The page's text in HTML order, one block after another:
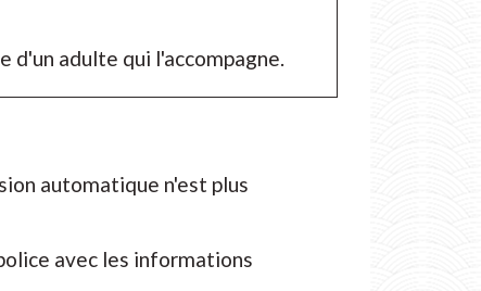
d'un adulte qui l'accompagne.
automatique n'est plus
avec les informations